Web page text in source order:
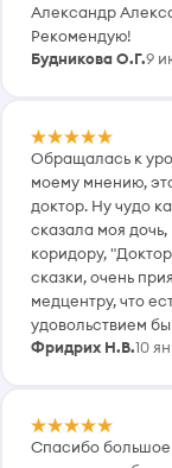
Александр
Рекомендую!
Будникова О.Г.9
Обращалась к
моему мнению,
доктор. Ну чудо
сказала моя
коридору,
сказки, очень
медцентру, что
удовольствием
Фридрих Н.В.10
Спасибо большое